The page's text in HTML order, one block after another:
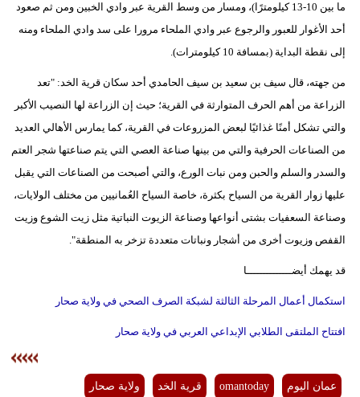
ما بين 10-13 كيلومترًا)، ومسار من وسط القرية عبر وادي الخبين ومن ثم صعود
أحد الأغوار للعبور والرجوع عبر وادي الملحاء مرورا على سد وادي الملحاء ومنه
إلى نقطة البداية (بمسافة 10 كيلومترات).
من جهته، قال سيف بن سعيد بن سيف الحامدي أحد سكان قرية الخد: "تعد
الزراعة من أهم الحرف المتوارثة في القرية؛ حيث إن الزراعة لها النصيب الأكبر
والتي تشكل أمنًا غذائيًا لبعض المزروعات في القرية، كما يمارس الأهالي العديد
من الصناعات الحرفية والتي من بينها صناعة العصي التي يتم صناعتها شجر العتم
والسدر والسلم والحبن ومن نبات الورع، والتي أصبحت من الصناعات التي يقبل
عليها زوار القرية من السياح بكثرة، خاصة السياح العُمانيين من مختلف الولايات،
وصناعة السعفيات بشتى أنواعها وصناعة الزيوت النباتية مثل زيت الشوع وزيت
القفص وزيوت أخرى من أشجار ونباتات متعددة تزخر به المنطقة".
قد يهمك أيضــــــــــــــا
استكمال أعمال المرحلة الثالثة لشبكة الصرف الصحي في ولاية صحار
افتتاح الملتقى الطلابي الإبداعي العربي في ولاية صحار
عمان اليوم omantoday قرية الخد ولاية صحار